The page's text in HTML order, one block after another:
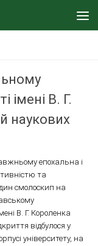
імені В. Г.
наукових
епохальна і
та
смолоскип на
В. Г. Короленка
відбулося у
університету, на